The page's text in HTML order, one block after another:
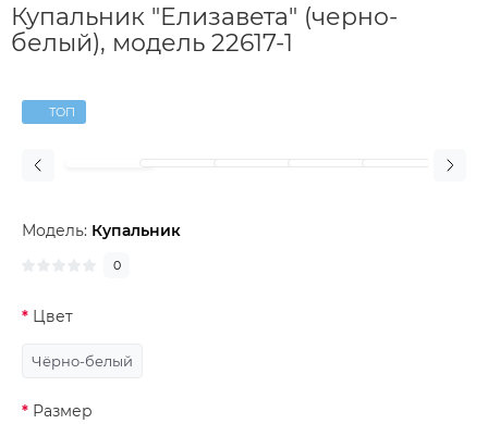
Купальник "Елизавета" (черно-
белый), модель 22617-1
ТОП
Модель: Купальник
0
Цвет
Чёрно-белый
Размер